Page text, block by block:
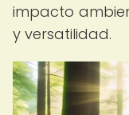
impacto
y versatilidad.